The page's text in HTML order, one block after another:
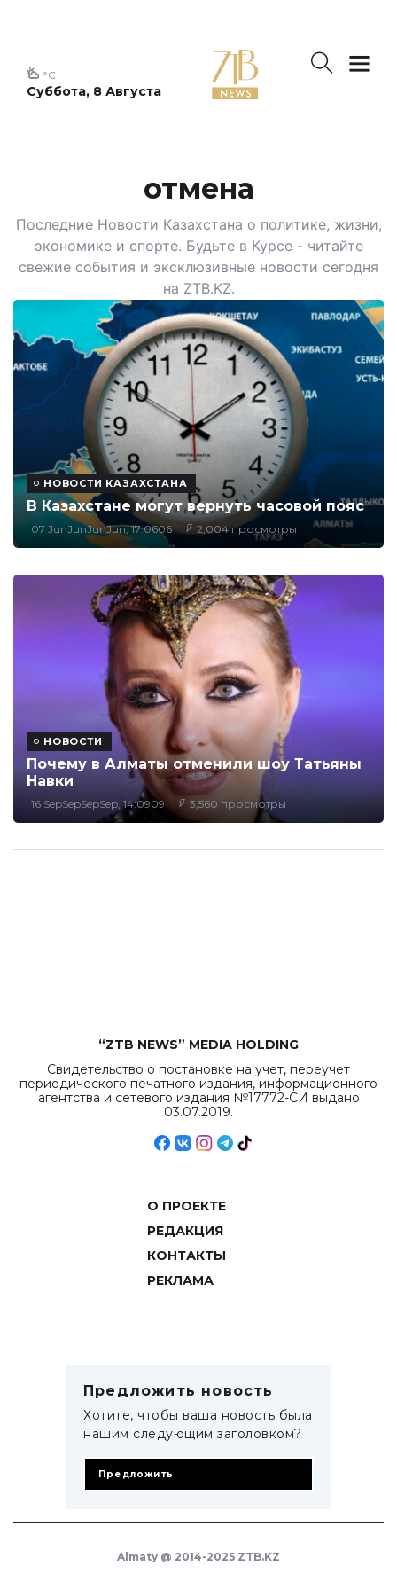
Суббота, 8 Августа
°C
отмена
Последние Новости Казахстана о политике, жизни,
экономике и спорте. Будьте в Курсе - читайте
свежие события и эксклюзивные новости сегодня
на ZTB.KZ.
НОВОСТИ КАЗАХСТАНА
В Казахстане могут вернуть часовой пояс
07 JunJunJunJun, 17:0606 2,004 просмотры
НОВОСТИ
Почему в Алматы отменили шоу Татьяны
Навки
16 SepSepSepSep, 14:0909 3,560 просмотры
“ZTB NEWS” MEDIA HOLDING
Свидетельство о постановке на учет, переучет
периодического печатного издания, информационного
агентства и сетевого издания №17772-СИ выдано
03.07.2019.
О ПРОЕКТЕ
РЕДАКЦИЯ
КОНТАКТЫ
РЕКЛАМА
Предложить новость
Хотите, чтобы ваша новость была
нашим следующим заголовком?
Предложить
Almaty @ 2014-2025 ZTB.KZ